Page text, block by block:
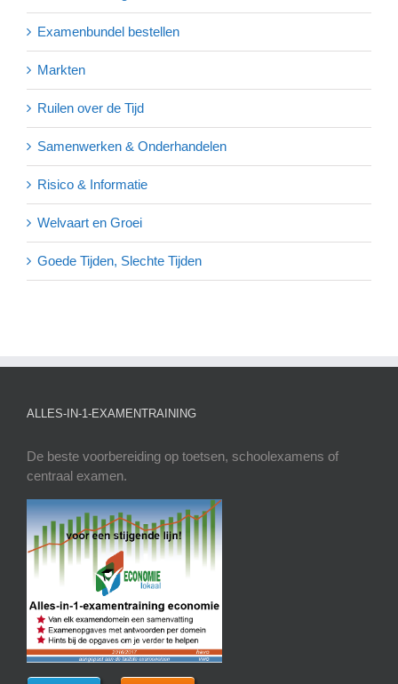
Examenbundel bestellen
Markten
Ruilen over de Tijd
Samenwerken & Onderhandelen
Risico & Informatie
Welvaart en Groei
Goede Tijden, Slechte Tijden
ALLES-IN-1-EXAMENTRAINING
De beste voorbereiding op toetsen, schoolexamens of
centraal examen.